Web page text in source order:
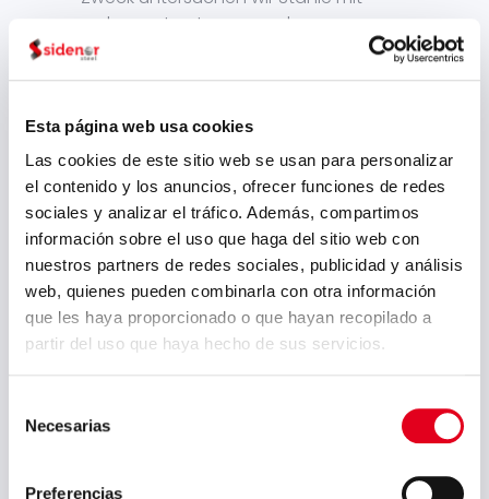
Esta página web usa cookies
Las cookies de este sitio web se usan para personalizar
el contenido y los anuncios, ofrecer funciones de redes
sociales y analizar el tráfico. Además, compartimos
información sobre el uso que haga del sitio web con
nuestros partners de redes sociales, publicidad y análisis
web, quienes pueden combinarla con otra información
que les haya proporcionado o que hayan recopilado a
partir del uso que haya hecho de sus servicios.
Necesarias
Preferencias
verbesserten transversalen
Eigenschaften und höher Festigkeit,
was den CO2-Fussabdruck vermindert
auswirkt, da die Dienstleistung
verbessert wird.
PREVIOUS POST
Sidenor wird am
Cognitwin-projekt
teilnehmen
NEXT POST
Der
nichtfinanzielle
bericht von
Sidenor ist Schon
verfügbar